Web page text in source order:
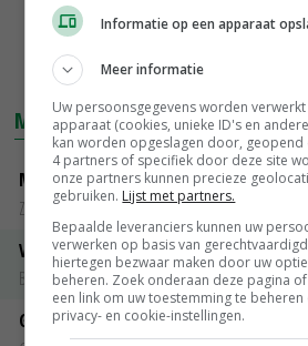
MARKTPRIJZEN
Magere melkpoeder
Zuivel NL
Vleeskuikens 2001-2600 gr
Barneveld
Gerst
Informatie op een apparaat
Meer informatie
Uw persoonsgegevens worden
apparaat (cookies, unieke ID's en
kan worden opgeslagen door,
4 partners of specifiek door deze site
onze partners kunnen precieze
gebruiken. Lijst met partners.
Bepaalde leveranciers kunnen uw
verwerken op basis van
hiertegen bezwaar maken door uw
beheren. Zoek onderaan deze pagina
een link om uw toestemming te
privacy- en cookie-instellingen.